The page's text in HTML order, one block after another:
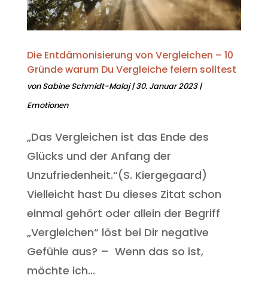
Die Entdämonisierung von Vergleichen – 10
Gründe warum Du Vergleiche feiern solltest
vonSabine Schmidt-Malaj|30. Januar 2023|
Emotionen
„Das Vergleichen ist das Ende des
Glücks und der Anfang der
Unzufriedenheit.“(S. Kiergegaard)
Vielleicht hast Du dieses Zitat schon
einmal gehört oder allein der Begriff
„Vergleichen“ löst bei Dir negative
Gefühle aus? – Wenn das so ist,
möchte ich...